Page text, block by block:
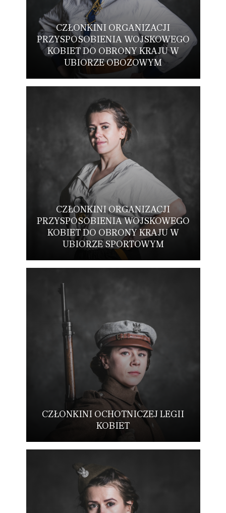
CZŁONKINI ORGANIZACJI
PRZYSPOSOBIENIA WOJSKOWEGO
KOBIET DO OBRONY KRAJU W
UBIORZE OBOZOWYM
CZŁONKINI ORGANIZACJI
PRZYSPOSOBIENIA WOJSKOWEGO
KOBIET DO OBRONY KRAJU W
UBIORZE SPORTOWYM
CZŁONKINI OCHOTNICZEJ LEGII
KOBIET